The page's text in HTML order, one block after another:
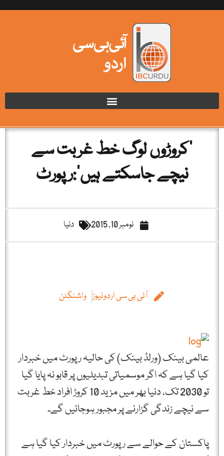
’کروڑوں لوگ خط غربت سے
نیچے جاسکتے ہیں‘:رپورٹ
نومبر 10, 2015 دنیا
آئی بی سی اردونیوز واشنگٹن
عالمی بینک (ورلڈ بینک) کی حالیہ رپورٹ میں خبردار
کیا گیا ہے کہ اگر موسمیاتی تبدیلیوں پر قابو نہ پایا گیا
تو 2030 تک، دنیا بھر میں مزید 10 کروڑ افراد خط غربت
سے نیچے زندگی گزارنے پر مجبور ہوجائیں گے۔
پاکستان کے حوالے سے رپورٹ میں خبردار کیا گیا ہے